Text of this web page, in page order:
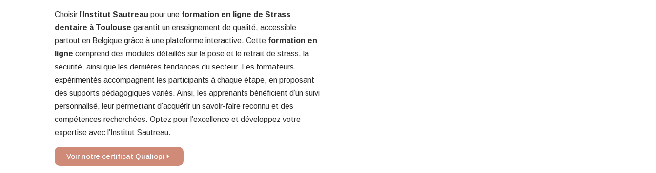
Choisir l’ Institut Sautreau pour une formation en ligne de Strass
dentaire à Toulouse garantit un enseignement de qualité, accessible
partout en Belgique grâce à une plateforme interactive. Cette formation en
ligne comprend des modules détaillés sur la pose et le retrait de strass, la
sécurité, ainsi que les dernières tendances du secteur. Les formateurs
expérimentés accompagnent les participants à chaque étape, en proposant
des supports pédagogiques variés. Ainsi, les apprenants bénéficient d’un suivi
personnalisé, leur permettant d’acquérir un savoir-faire reconnu et des
compétences recherchées. Optez pour l’excellence et développez votre
expertise avec l’Institut Sautreau.
Voir notre certificat Qualiopi